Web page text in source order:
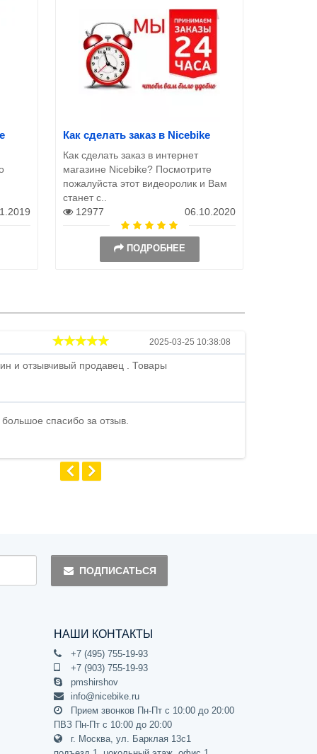
Как сделать заказ в Nicebike
Как сделать заказ в интернет
магазине Nicebike? Посмотрите
пожалуйста этот видеоролик и Вам
станет с..
12977
06.10.2020
ПОДРОБНЕЕ
2025-03-25 10:38:08
и отзывчивый продавец . Товары
спасибо за отзыв.
ПОДПИСАТЬСЯ
НАШИ КОНТАКТЫ
+7 (495) 755-19-93
+7 (903) 755-19-93
pmshirshov
info@nicebike.ru
Прием звонков Пн-Пт с 10:00 до 20:00
ПВЗ Пн-Пт с 10:00 до 20:00
г. Москва, ул. Барклая 13с1